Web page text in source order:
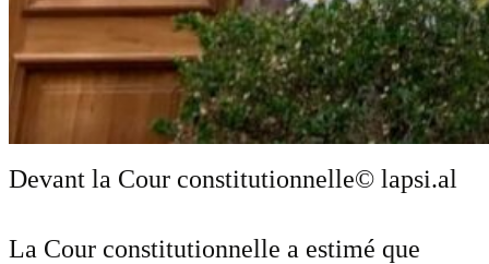
Devant la Cour constitutionnelle© lapsi.al
La Cour constitutionnelle a estimé que